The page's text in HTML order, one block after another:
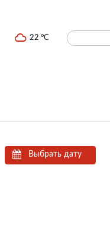
22 °C
Выбрать дату